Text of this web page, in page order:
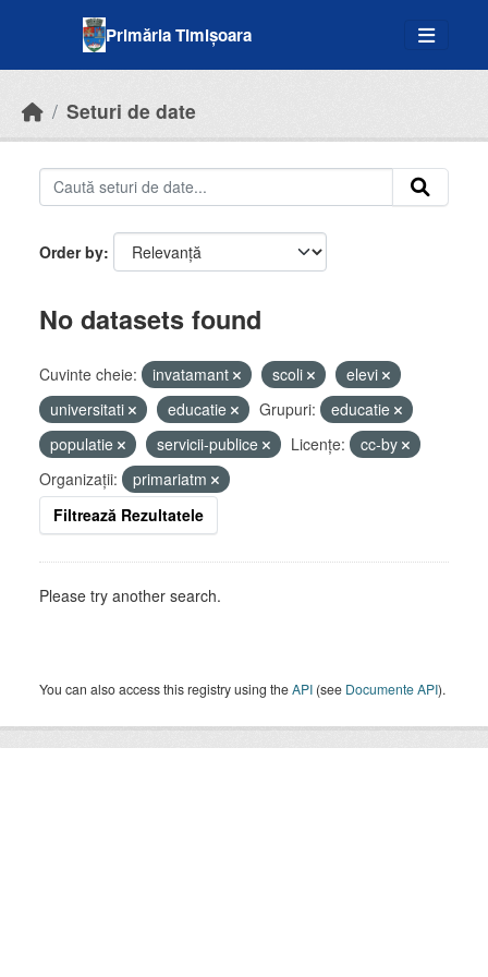
Primăria Timișoara
Seturi de date
Order by
No datasets found
Cuvinte cheie: invatamant scoli
elevi
universitati
educatie Grupuri:
educatie
populatie
servicii-publice Licenţe:
cc-by
Organizații:
primariatm
Filtrează Rezultatele
Please try another search.
You can also access this registry using theAPI (see Documente API).